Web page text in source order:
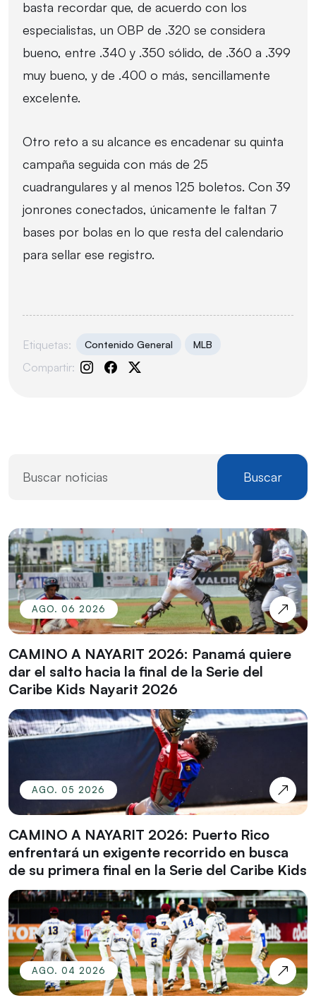
basta recordar que, de acuerdo con los
especialistas, un OBP de .320 se considera
bueno, entre .340 y .350 sólido, de .360 a .399
muy bueno, y de .400 o más, sencillamente
excelente.
Otro reto a su alcance es encadenar su quinta
campaña seguida con más de 25
cuadrangulares y al menos 125 boletos. Con 39
jonrones conectados, únicamente le faltan 7
bases por bolas en lo que resta del calendario
para sellar ese registro.
Etiquetas: Contenido General MLB
Compartir:
Buscar
AGO. 06 2026
CAMINO A NAYARIT 2026: Panamá quiere
dar el salto hacia la final de la Serie del
Caribe Kids Nayarit 2026
AGO. 05 2026
CAMINO A NAYARIT 2026: Puerto Rico
enfrentará un exigente recorrido en busca
de su primera final en la Serie del Caribe Kids
AGO. 04 2026